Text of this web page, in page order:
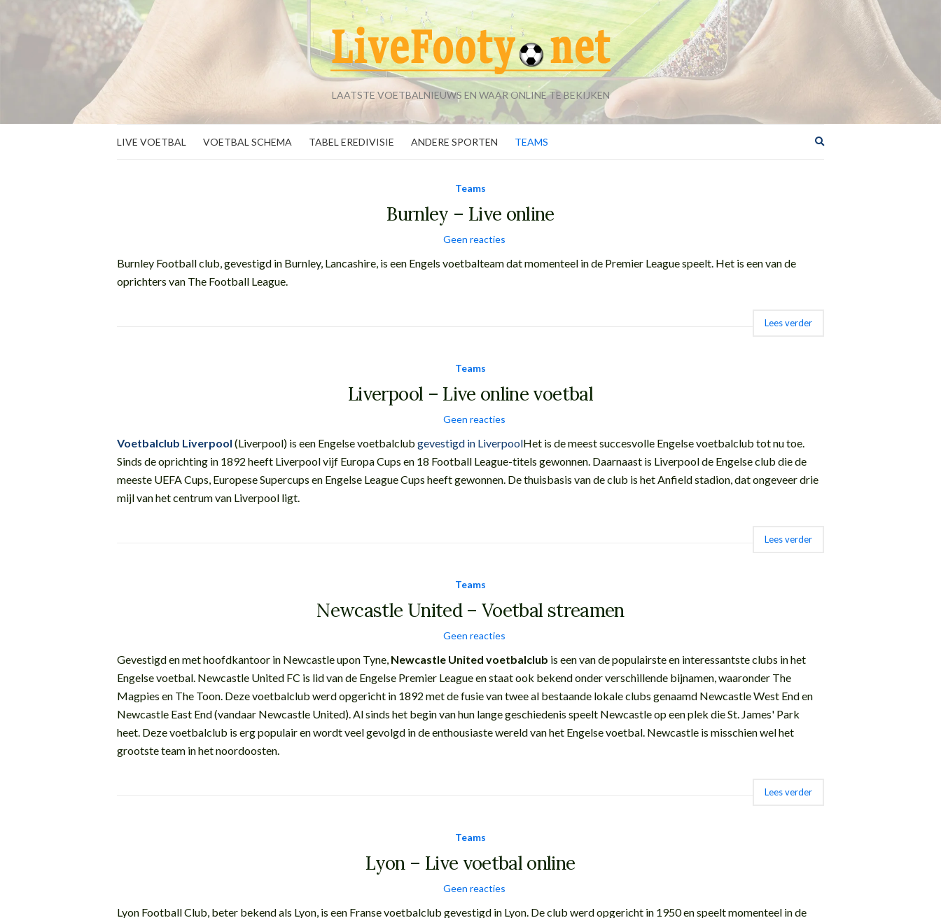
LAATSTE VOETBALNIEUWS EN WAAR ONLINE TE BEKIJKEN
LIVE VOETBAL VOETBAL SCHEMA TABEL EREDIVISIE ANDERE SPORTEN TEAMS
Teams
Burnley – Live online
Geen reacties
Burnley Football club, gevestigd in Burnley, Lancashire, is een Engels voetbalteam dat momenteel in de Premier League speelt. Het is een van de
oprichters van The Football League.
Lees verder
Teams
Liverpool – Live online voetbal
Geen reacties
Voetbalclub Liverpool (Liverpool) is een Engelse voetbalclub gevestigd in LiverpoolHet is de meest succesvolle Engelse voetbalclub tot nu toe.
Sinds de oprichting in 1892 heeft Liverpool vijf Europa Cups en 18 Football League-titels gewonnen. Daarnaast is Liverpool de Engelse club die de
meeste UEFA Cups, Europese Supercups en Engelse League Cups heeft gewonnen. De thuisbasis van de club is het Anfield stadion, dat ongeveer drie
mijl van het centrum van Liverpool ligt.
Lees verder
Teams
Newcastle United – Voetbal streamen
Geen reacties
Gevestigd en met hoofdkantoor in Newcastle upon Tyne, Newcastle United voetbalclub is een van de populairste en interessantste clubs in het
Engelse voetbal. Newcastle United FC is lid van de Engelse Premier League en staat ook bekend onder verschillende bijnamen, waaronder The
Magpies en The Toon. Deze voetbalclub werd opgericht in 1892 met de fusie van twee al bestaande lokale clubs genaamd Newcastle West End en
Newcastle East End (vandaar Newcastle United). Al sinds het begin van hun lange geschiedenis speelt Newcastle op een plek die St. James' Park
heet. Deze voetbalclub is erg populair en wordt veel gevolgd in de enthousiaste wereld van het Engelse voetbal. Newcastle is misschien wel het
grootste team in het noordoosten.
Lees verder
Teams
Lyon – Live voetbal online
Geen reacties
Lyon Football Club, beter bekend als Lyon, is een Franse voetbalclub gevestigd in Lyon. De club werd opgericht in 1950 en speelt momenteel in de